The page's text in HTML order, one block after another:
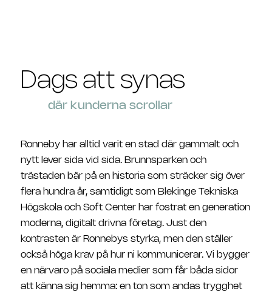
Dags att synas
där kunderna scrollar
Ronneby har alltid varit en stad där gammalt och
nytt lever sida vid sida. Brunnsparken och
trästaden bär på en historia som sträcker sig över
flera hundra år, samtidigt som Blekinge Tekniska
Högskola och Soft Center har fostrat en generation
moderna, digitalt drivna företag. Just den
kontrasten är Ronnebys styrka, men den ställer
också höga krav på hur ni kommunicerar. Vi bygger
en närvaro på sociala medier som får båda sidor
att känna sig hemma: en ton som andas trygghet